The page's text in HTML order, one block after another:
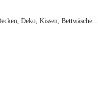
Deko, Kissen, Bettwäsche...